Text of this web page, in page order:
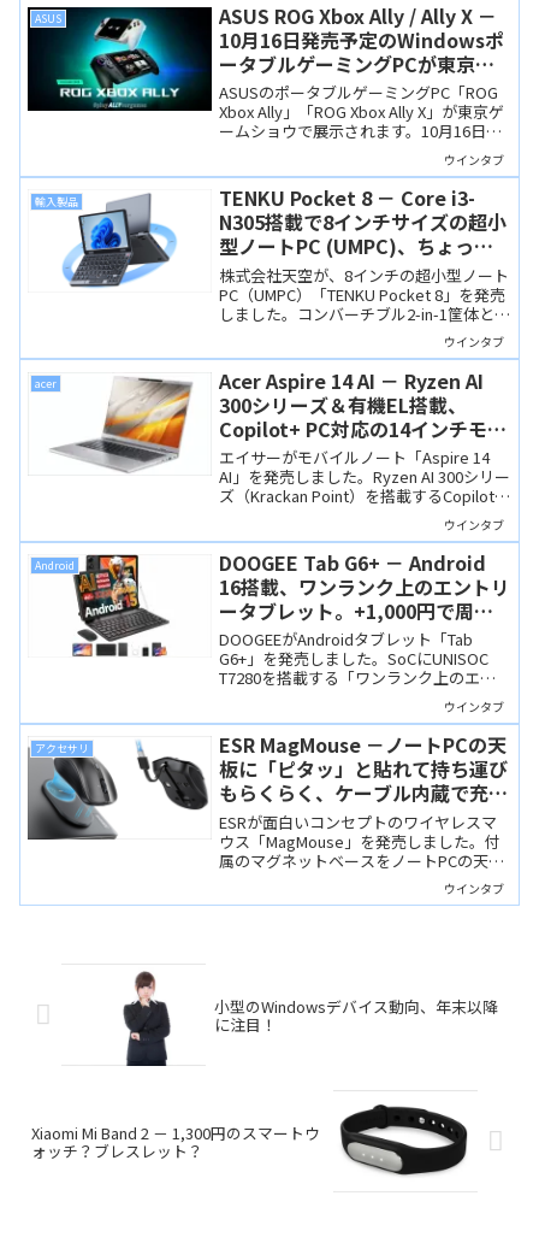
ASUS
ASUS ROG Xbox Ally / Ally X －
10月16日発売予定のWindowsポ
ータブルゲーミングPCが東京ゲ
ームショウで展示されます
ASUSのポータブルゲーミングPC「ROG
Xbox Ally」「ROG Xbox Ally X」が東京ゲ
ームショウで展示されます。10月16日発
売予定の製品ですが、すでにCPUや
RAM、筐体デザインなどが掲載された特
設ページも出来ています。
ウインタブ
輸入製品
TENKU Pocket 8 － Core i3-
N305搭載で8インチサイズの超小
型ノートPC (UMPC)、ちょっと
懐かしいデザインです
株式会社天空が、8インチの超小型ノート
PC（UMPC）「TENKU Pocket 8」を発売
しました。コンバーチブル2-in-1筐体と日
本語配列キーボードを備えており、ちょ
っと懐かしさを感じるデザインになって
います。
ウインタブ
acer
Acer Aspire 14 AI － Ryzen AI
300シリーズ＆有機EL搭載、
Copilot+ PC対応の14インチモバ
イルノート、価格もリーズナブル
エイサーがモバイルノート「Aspire 14
AI」を発売しました。Ryzen AI 300シリー
ズ（Krackan Point）を搭載するCopilot+
PCでディスプレイは14インチ有機EL。価
格も139,800円からとリーズナブル。
ウインタブ
Android
DOOGEE Tab G6+ － Android
16搭載、ワンランク上のエントリ
ータブレット。+1,000円で周辺
機器フルセット
DOOGEEがAndroidタブレット「Tab
G6+」を発売しました。SoCにUNISOC
T7280を搭載する「ワンランク上のエン
トリーモデル」です。+1,000円でペン・
キーボード付きセットが用意されていて
お買い得！
ウインタブ
アクセサリ
ESR MagMouse －ノートPCの天
板に「ピタッ」と貼れて持ち運び
もらくらく、ケーブル内蔵で充電
もらくらく
ESRが面白いコンセプトのワイヤレスマ
ウス「MagMouse」を発売しました。付
属のマグネットベースをノートPCの天板
などに貼り付けると、マウス本体を磁石
で「ピタッ」と固定して持ち運べます。
ウインタブ
小型のWindowsデバイス動向、年末以降
に注目！
Xiaomi Mi Band 2 － 1,300円のスマートウ
ォッチ？ブレスレット？